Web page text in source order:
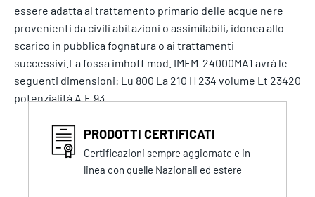
essere adatta al trattamento primario delle acque nere
provenienti da civili abitazioni o assimilabili, idonea allo
scarico in pubblica fognatura o ai trattamenti
successivi.La fossa imhoff mod. IMFM-24000MA1 avrà le
seguenti dimensioni: Lu 800 La 210 H 234 volume Lt 23420
potenzialità A.E 93
PRODOTTI CERTIFICATI
Certificazioni sempre aggiornate e in
linea con quelle Nazionali ed estere